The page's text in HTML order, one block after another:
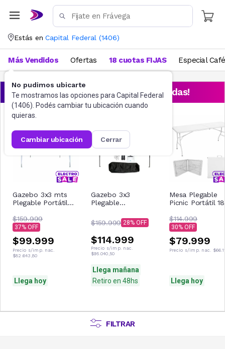
Estás en Capital Federal (1406)
No pudimos ubicarte
Te mostramos las opciones para Capital Federal
(1406). Podés cambiar tu ubicación cuando
quieras.
cambiar ubicación cerrar
Más Vendidos Ofertas 18 cuotas FIJAS Especial Café
¡Aprovechá las ofertas destacadas!
Gazebo 3x3 mts
Plegable Portátil
$159.999
37
$99.999
Precio s/imp. nac.
$82.643,80
Llega hoy
Gazebo 3x3
Plegable
Nictom Gp02 Azul
$159.999 28
$114.999
Precio s/imp. nac.
$95.040,50
Llega mañana
Retiro en 48hs
Mesa Plegable
Picnic Portátil
$114.999
30
$79.999
Precio s/imp. nac.
Llega hoy
FILTRAR